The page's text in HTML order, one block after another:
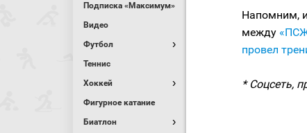
Подписка «Максимум»
Видео
Футбол
Теннис
Хоккей
Фигурное катание
Биатлон
Напомним,
между
провел
* Соцсеть,